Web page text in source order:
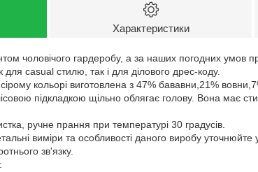
Характеристики
чоловічого гардеробу, а за наших погодних умов
для casual стилю, так і для ділового дрес-коду.
кольорі виготовлена з 47% бававни,21%
підкладкою щільно облягає голову. Вона має
ручне прання при температурі 30 градусів.
виміри та особливості даного виробу
зв'язку.